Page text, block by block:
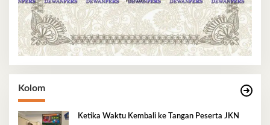
Kolom
Ketika Waktu Kembali ke Tangan Peserta JKN